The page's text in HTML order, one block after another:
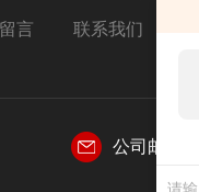
言 联系我们
公司邮箱：